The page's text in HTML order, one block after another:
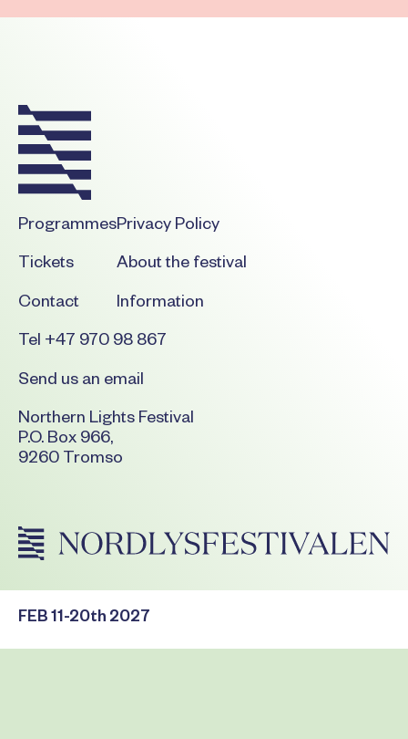
Programmes
Tickets
Contact
Privacy Policy
About the festival
Information
Tel +47 970 98 867
Send us an email
Northern Lights Festival
P.O. Box 966,
9260 Tromso
FEB 11-20th 2027